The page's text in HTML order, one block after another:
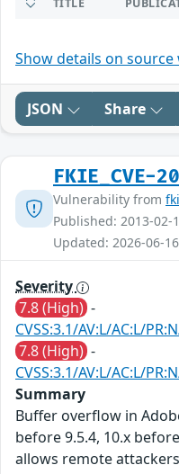
TITLE
Show details on source
JSON Share
FKIE_CVE-
Vulnerability from
Published: 2013-02-
Updated: 2026-06-
Severity
7.8 (High) -
CVSS:3.1/AV:L/AC:L/
7.8 (High) -
CVSS:3.1/AV:L/AC:L/
Summary
Buffer overflow in
before 9.5.4, 10.x
allows remote